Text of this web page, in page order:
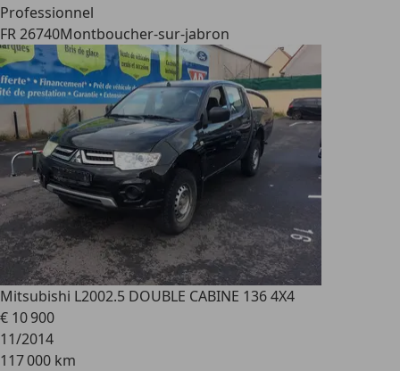
Professionnel
FR 26740Montboucher-sur-jabron
Mitsubishi L2002.5 DOUBLE CABINE 136 4X4
€ 10 900
11/2014
117 000 km